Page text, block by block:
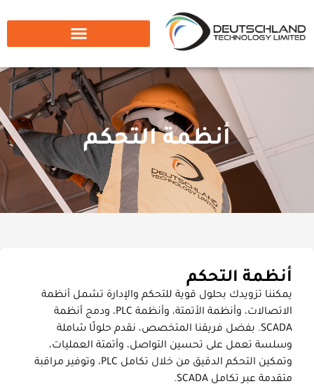
أنظمة التحكم
أنظمة التحكم
يمكننا تزويدك بحلول قوية للتحكم والإدارة تشمل أنظمة
الاتصالات، وأنظمة الأتمتة، وأنظمة PLC، ودمج أنظمة
SCADA. بفضل فريقنا المتخصص، نقدم حلولًا شاملة
وسلسة تعمل على تحسين التواصل، وأتمتة العمليات،
وتمكين التحكم الدقيق من خلال تكامل PLC، وتوفير مراقبة
متقدمة عبر تكامل SCADA.